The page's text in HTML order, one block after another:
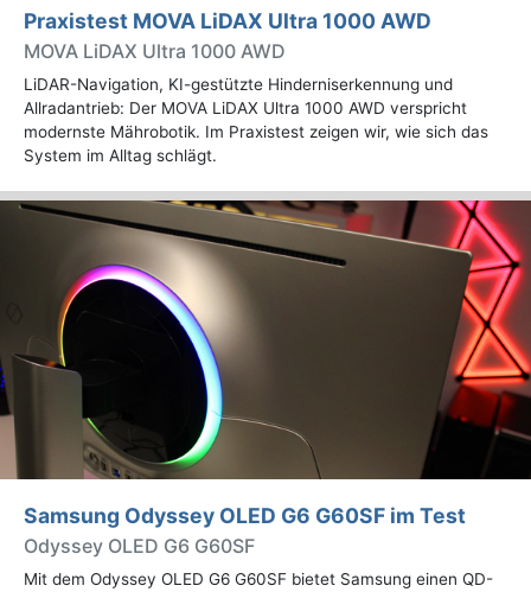
Praxistest MOVA LiDAX Ultra 1000 AWD
MOVA LiDAX Ultra 1000 AWD
LiDAR-Navigation, KI-gestützte Hinderniserkennung und
Allradantrieb: Der MOVA LiDAX Ultra 1000 AWD verspricht
modernste Mährobotik. Im Praxistest zeigen wir, wie sich das
System im Alltag schlägt.
Samsung Odyssey OLED G6 G60SF im Test
Odyssey OLED G6 G60SF
Mit dem Odyssey OLED G6 G60SF bietet Samsung einen QD-